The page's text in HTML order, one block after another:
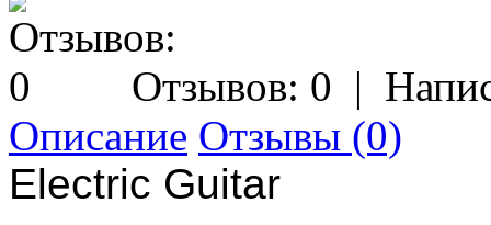
Отзывов: 0 |
Описание Отзывы (0)
Electric Guitar